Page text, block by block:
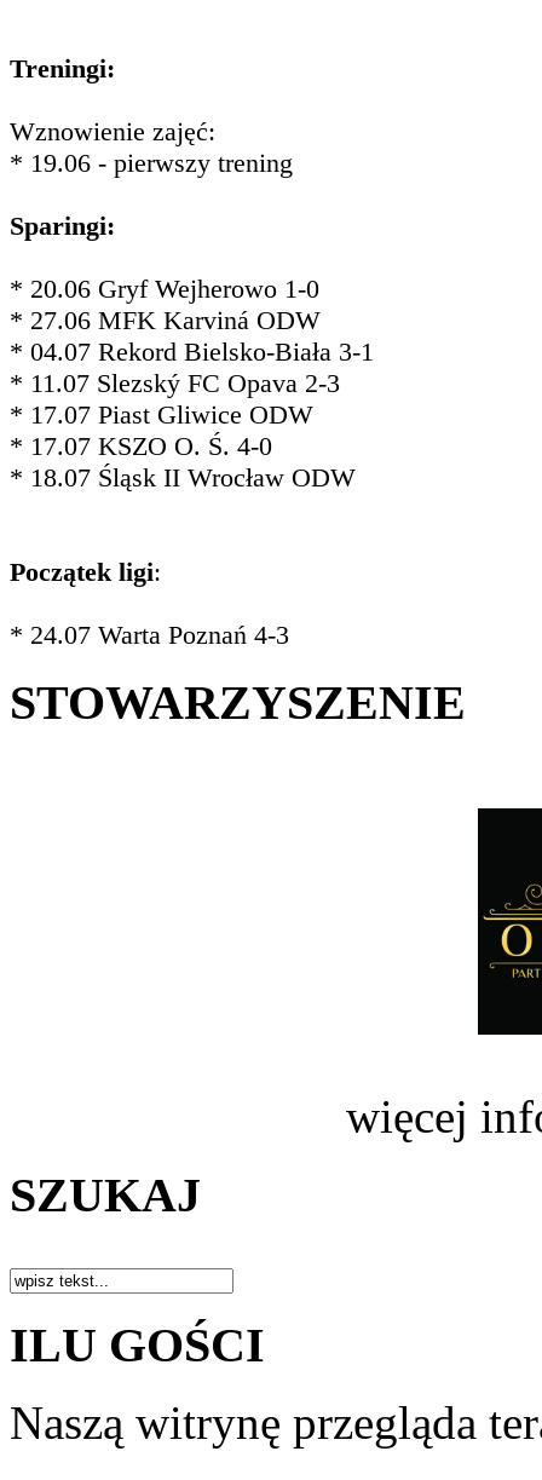
Treningi:
Wznowienie zajęć:
* 19.06 - pierwszy trening
Sparingi:
* 20.06 Gryf Wejherowo 1-0
* 27.06 MFK Karviná ODW
* 04.07 Rekord Bielsko-Biała 3-1
* 11.07 Slezský FC Opava 2-3
* 17.07 Piast Gliwice ODW
* 17.07 KSZO O. Ś. 4-0
* 18.07 Śląsk II Wrocław ODW
Początek ligi:
* 24.07 Warta Poznań 4-3
STOWARZYSZENIE
więcej
SZUKAJ
ILU GOŚCI
Naszą witrynę przegląda